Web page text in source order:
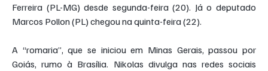
Ferreira (PL-MG) desde segunda-feira (20). Já o deputado
Marcos Pollon (PL) chegou na quinta-feira (22).
A “romaria”, que se iniciou em Minas Gerais, passou por
Goiás, rumo à Brasília. Nikolas divulga nas redes sociais